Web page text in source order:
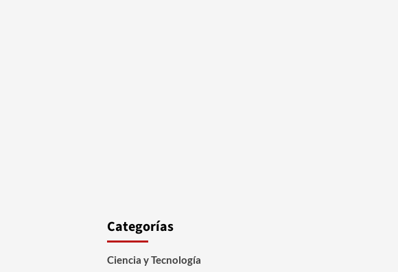
Categorías
Ciencia y Tecnología